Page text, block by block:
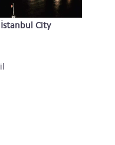
İstanbul City